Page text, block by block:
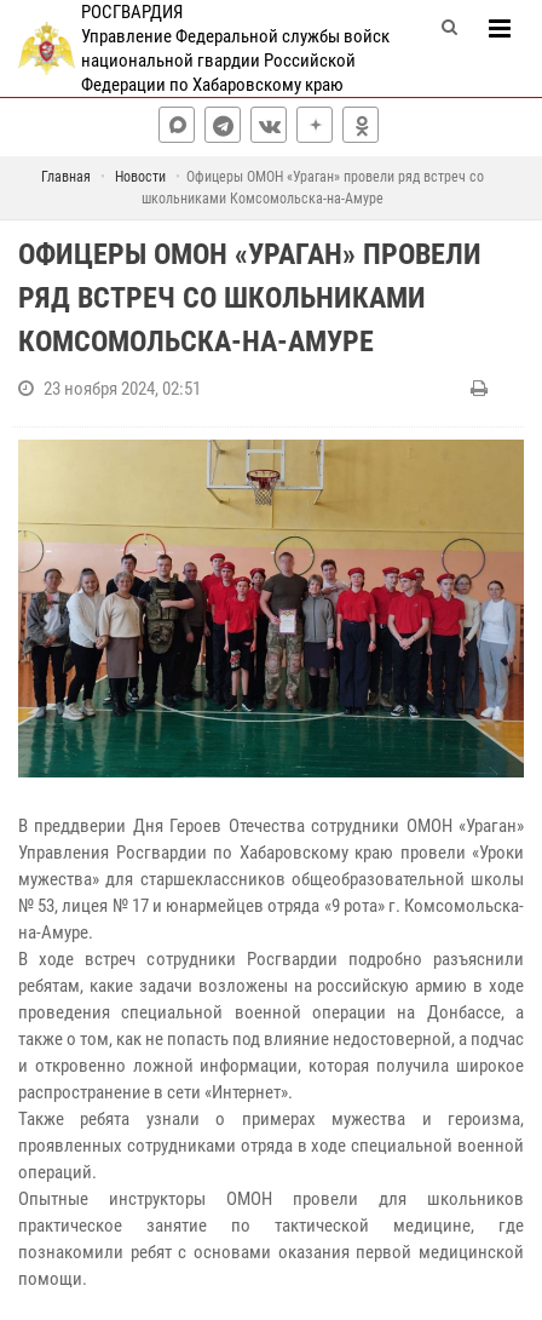
РОСГВАРДИЯ
Управление Федеральной службы войск
национальной гвардии Российской
Федерации по Хабаровскому краю
Главная Новости
Офицеры ОМОН «Ураган» провели ряд встреч со
школьниками Комсомольска-на-Амуре
ОФИЦЕРЫ ОМОН «УРАГАН» ПРОВЕЛИ
РЯД ВСТРЕЧ СО ШКОЛЬНИКАМИ
КОМСОМОЛЬСКА-НА-АМУРЕ
23 ноября 2024, 02:51
В преддверии Дня Героев Отечества сотрудники ОМОН «Ураган»
Управления Росгвардии по Хабаровскому краю провели «Уроки
мужества» для старшеклассников общеобразовательной школы
№ 53, лицея № 17 и юнармейцев отряда «9 рота» г. Комсомольска-
на-Амуре.
В ходе встреч сотрудники Росгвардии подробно разъяснили
ребятам, какие задачи возложены на российскую армию в ходе
проведения специальной военной операции на Донбассе, а
также о том, как не попасть под влияние недостоверной, а подчас
и откровенно ложной информации, которая получила широкое
распространение в сети «Интернет».
Также ребята узнали о примерах мужества и героизма,
проявленных сотрудниками отряда в ходе специальной военной
операций.
Опытные инструкторы ОМОН провели для школьников
практическое занятие по тактической медицине, где
познакомили ребят с основами оказания первой медицинской
помощи.